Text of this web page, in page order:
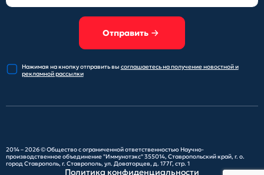
Отправить
Нажимая на кнопку отправитьвы соглашаетесь на получениеновостной и
рекламной рассылки
2014 – 2026 ©Общество с ограниченной ответственностью Научно-
производственное объединение "Иммунотэкс"355014, Ставропольский край, г. о.
город Ставрополь, г. Ставрополь, ул. Доваторцев, д. 177Г, стр. 1
Политика конфиденциальности